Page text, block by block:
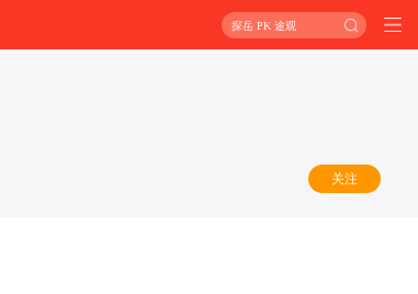
探岳 PK 途观
关注